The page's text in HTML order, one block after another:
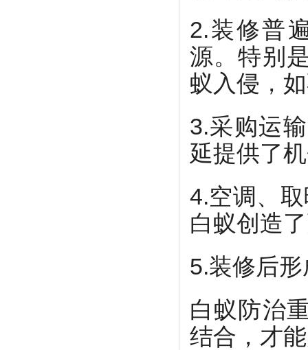
2.装修普
源。特别
蚁入侵，
3.采购运
延提供了
4.空调、
白蚁创造
5.装修后
白蚁防治
结合，才